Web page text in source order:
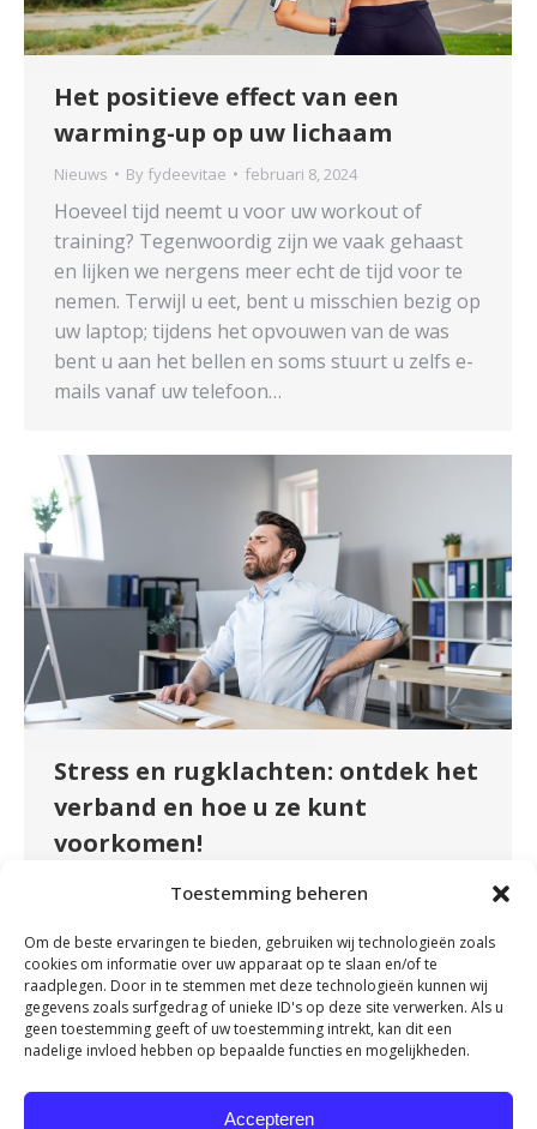
Toestemming beheren
Om de beste ervaringen te bieden, gebruiken wij technologieën zoals
cookies om informatie over uw apparaat op te slaan en/of te
raadplegen. Door in te stemmen met deze technologieën kunnen wij
gegevens zoals surfgedrag of unieke ID's op deze site verwerken. Als u
geen toestemming geeft of uw toestemming intrekt, kan dit een
nadelige invloed hebben op bepaalde functies en mogelijkheden.
Accepteren
Het positieve effect van een
warming-up op uw lichaam
Nieuws By fydeevitae februari 8, 2024
Hoeveel tijd neemt u voor uw workout of
training? Tegenwoordig zijn we vaak gehaast
en lijken we nergens meer echt de tijd voor te
nemen. Terwijl u eet, bent u misschien bezig op
uw laptop; tijdens het opvouwen van de was
bent u aan het bellen en soms stuurt u zelfs e-
mails vanaf uw telefoon…
Stress en rugklachten: ontdek het
verband en hoe u ze kunt
voorkomen!
fydeevitae februari 8, 2024
twee problemen waar velen van ons ervaring
mee hebben. Wist u dat stress en lichamelijke
klachten met elkaar verband houden? 57
procent van de Nederlanders geeft aan wel
stress. In deze blog zijn wij op zoek gegaan